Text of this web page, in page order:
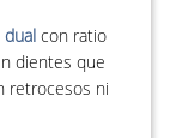
dual con ratio
dientes que
retrocesos ni